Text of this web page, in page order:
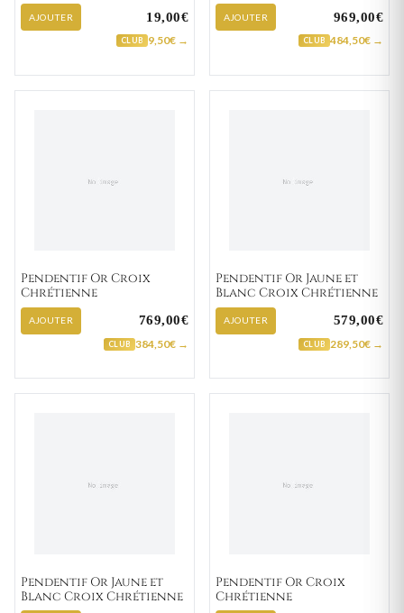
AJOUTER 19,00€
CLUB 9,50€ →
AJOUTER 969,00€
CLUB 484,50€ →
Pendentif Or Croix
Chrétienne
AJOUTER 769,00€
CLUB 384,50€ →
Pendentif Or Jaune et
Blanc Croix Chrétienne
AJOUTER 579,00€
CLUB 289,50€ →
Pendentif Or Jaune et
Blanc Croix Chrétienne
Pendentif Or Croix
Chrétienne